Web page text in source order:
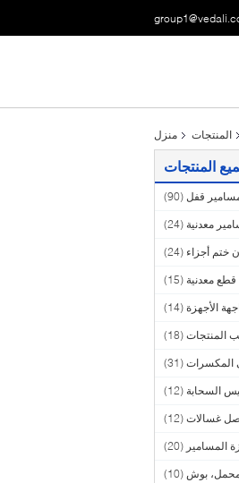
منزل المنتجات
المنتجات
قفل (90)
معدنية (24)
ختم أجزاء (24)
قطع معدنية (15)
الأجهزة (14)
المنتجات (18)
المكسرات (31)
السحابة (12)
غسالات (12)
المسامير (20)
بوش (10)